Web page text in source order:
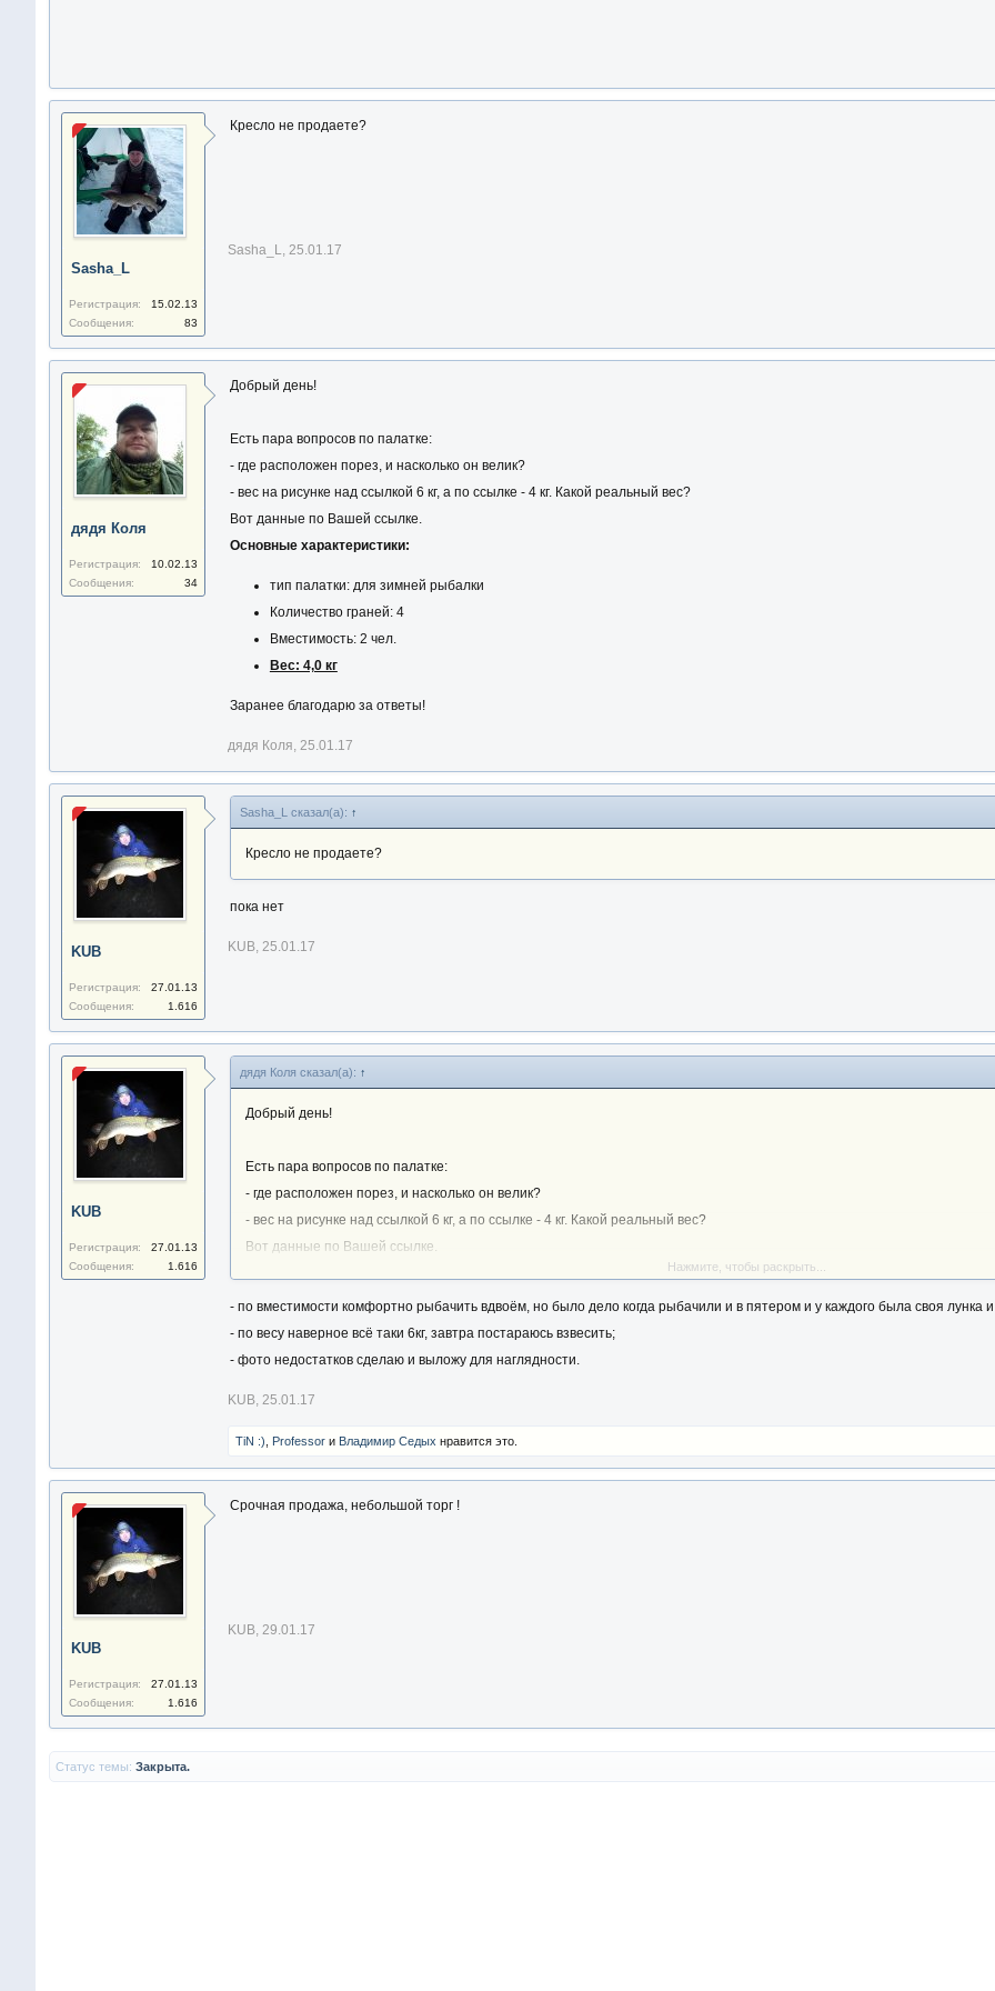
Sasha_L
Регистрация:
15.02.13
Сообщения:
83
Кресло не продаете?
Sasha_L, 25.01.17
дядя Коля
Регистрация:
10.02.13
Сообщения:
34
Добрый день!
Есть пара вопросов по палатке:
- где расположен порез, и насколько он велик?
- вес на рисунке над ссылкой 6 кг, а по ссылке - 4 кг. Какой реальный вес?
Вот данные по Вашей ссылке.
Основные характеристики:
тип палатки: для зимней рыбалки
Количество граней: 4
Вместимость: 2 чел.
Вес: 4,0 кг
Заранее благодарю за ответы!
дядя Коля, 25.01.17
KUB
Регистрация:
27.01.13
Сообщения:
1.616
Sasha_L сказал(а): ↑
Кресло не продаете?
пока нет
KUB, 25.01.17
KUB
Регистрация:
27.01.13
Сообщения:
1.616
дядя Коля сказал(а): ↑
Добрый день!
Есть пара вопросов по палатке:
- где расположен порез, и насколько он велик?
- вес на рисунке над ссылкой 6 кг, а по ссылке - 4 кг. Какой реальный вес?
Вот данные по Вашей ссылке.
тип палатки: для зимней рыбалки
Количество граней: 4
Вместимость: 2 чел.
Вес: 4,0 кг
Заранее благодарю за ответы!
Нажмите, чтобы раскрыть...
- по вместимости комфортно рыбачить вдвоём, но было дело когда рыбачили и в пятером и у каждого была своя лунка
- по весу наверное всё таки 6кг, завтра постараюсь взвесить;
- фото недостатков сделаю и выложу для наглядности.
KUB, 25.01.17
TiN :) Professorи Владимир Седых нравится это.
KUB
Регистрация:
27.01.13
Сообщения:
1.616
Срочная продажа, небольшой торг !
KUB, 29.01.17
Статус темы: Закрыта.